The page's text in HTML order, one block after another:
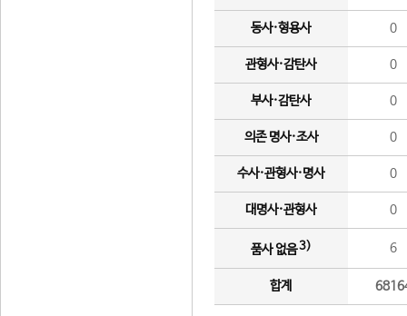
동사·형용사 0
관형사·감탄사 0
부사·감탄사 0
의존 명사·조사 0
수사·관형사·명사 0
대명사·관형사 0
품사 없음3) 6
합계